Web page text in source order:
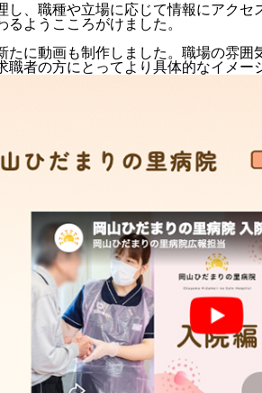
、職種や立場に応じて情報にアク
ようこころがけました。
に動画も制作しました。職場の雰
者の方にとってより具体的なイメ